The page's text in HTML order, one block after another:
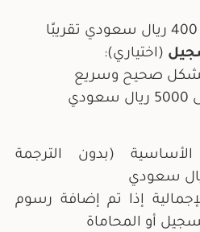
(اختياري):
بشكل صحيح وسريع
(بدون الترجمة
إذا تم إضافة رسوم
أو المحاماة